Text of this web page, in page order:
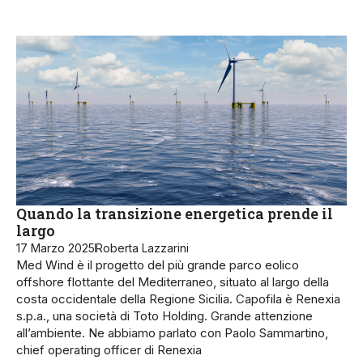
Quando la transizione energetica prende il
largo
17 Marzo 2025Roberta Lazzarini
Med Wind è il progetto del più grande parco eolico
offshore flottante del Mediterraneo, situato al largo della
costa occidentale della Regione Sicilia. Capofila è Renexia
s.p.a., una società di Toto Holding. Grande attenzione
all’ambiente. Ne abbiamo parlato con Paolo Sammartino,
chief operating officer di Renexia